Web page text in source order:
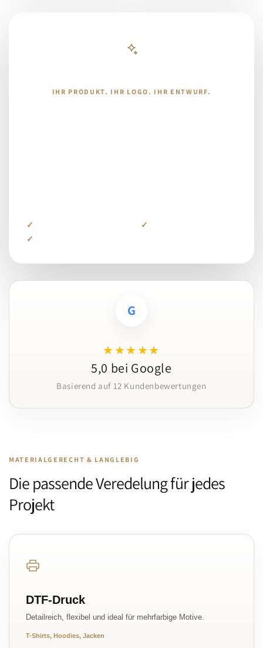
IHR PRODUKT. IHR LOGO. IHR ENTWURF.
G
★★★★★
5,0 bei Google
Basierend auf 12 Kundenbewertungen
MATERIALGERECHT & LANGLEBIG
Die passende Veredelung für jedes
Projekt
DTF-Druck
Detailreich, flexibel und ideal für mehrfarbige Motive.
T-Shirts, Hoodies, Jacken